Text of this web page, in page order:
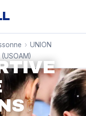
› UNION